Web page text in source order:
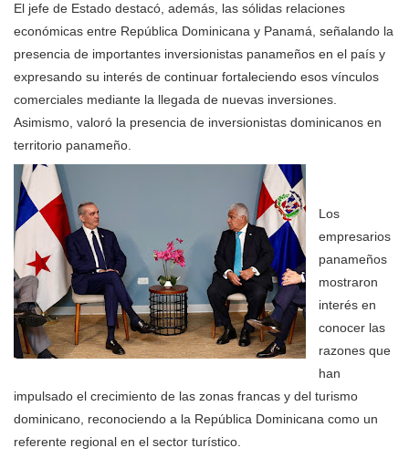
El jefe de Estado destacó, además, las sólidas relaciones
económicas entre República Dominicana y Panamá, señalando la
presencia de importantes inversionistas panameños en el país y
expresando su interés de continuar fortaleciendo esos vínculos
comerciales mediante la llegada de nuevas inversiones.
Asimismo, valoró la presencia de inversionistas dominicanos en
territorio panameño.
Los
empresarios
panameños
mostraron
interés en
conocer las
razones que
han
impulsado el crecimiento de las zonas francas y del turismo
dominicano, reconociendo a la República Dominicana como un
referente regional en el sector turístico.